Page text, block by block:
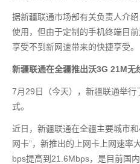
据新疆联通市场部有关负责人介
使用，但由于定制的手机终端目
享受不到新网速带来的快捷享受。
新疆联通在全疆推出沃3G 21M无
7月29日（今天），新疆联通举行
式。
近日，新疆联通在全疆主要城市
网卡”，新推出的上网卡上网速率
bps提高到21.6Mbps，是目前国